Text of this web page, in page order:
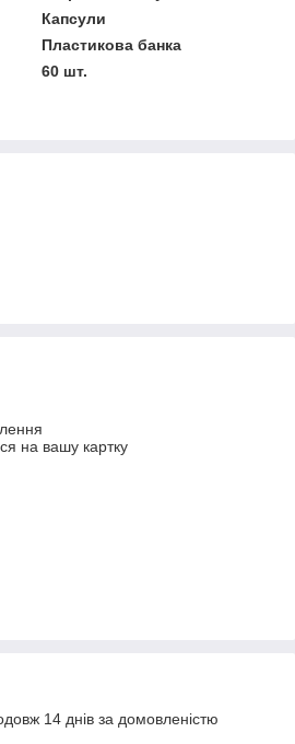
Капсули
Пластикова банка
60 шт.
на вашу картку
14 днів за домовленістю